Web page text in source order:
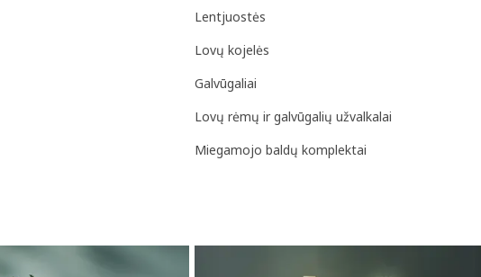
Lentjuostės
Lovų kojelės
Galvūgaliai
Lovų rėmų ir galvūgalių užvalkalai
Miegamojo baldų komplektai